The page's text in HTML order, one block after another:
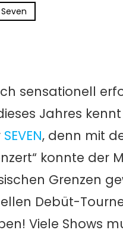
Seven
sensationell
Jahres
SEVEN, denn mit
konnte der
Grenzen
Debüt-
Viele Shows